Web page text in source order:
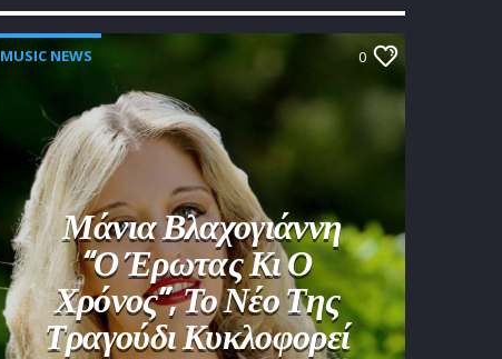
MUSIC NEWS 0
Μάνια Βλαχογιάννη
“Ο Έρωτας Κι Ο
Χρόνος”, Το Νέο Της
Τραγούδι Κυκλοφορεί